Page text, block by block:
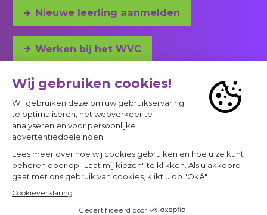
Nieuwe leerling aanmelden
Werken bij het WVC
Adres en bereikbaarheid
© 2023 - 2026 Project
Privacy
Cookies & privacyverklaring
Een Panorama Studios website